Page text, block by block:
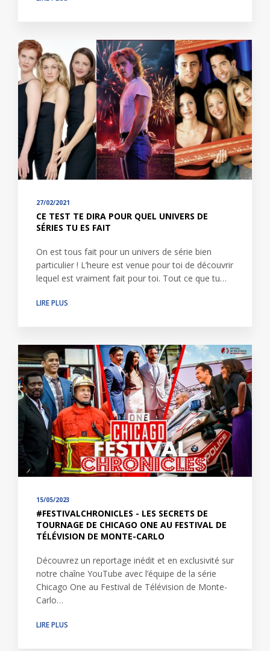
27/02/2021
CE TEST TE DIRA POUR QUEL UNIVERS DE
SÉRIES TU ES FAIT
On est tous fait pour un univers de série bien
particulier ! L’heure est venue pour toi de découvrir
lequel est vraiment fait pour toi. Tout ce que tu…
LIRE PLUS
15/05/2023
#FESTIVALCHRONICLES - LES SECRETS DE
TOURNAGE DE CHICAGO ONE AU FESTIVAL DE
TÉLÉVISION DE MONTE-CARLO
Découvrez un reportage inédit et en exclusivité sur
notre chaîne YouTube avec l’équipe de la série
Chicago One au Festival de Télévision de Monte-
Carlo…
LIRE PLUS